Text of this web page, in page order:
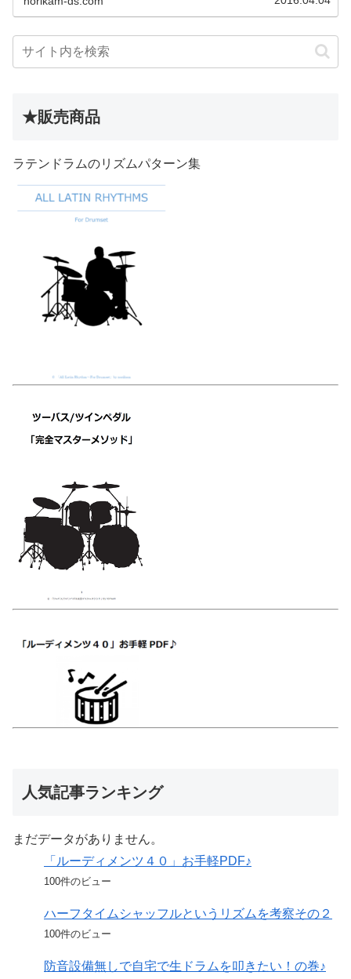
★販売商品
ラテンドラムのリズムパターン集
人気記事ランキング
まだデータがありません。
「ルーディメンツ４０」お手軽PDF♪
100件のビュー
ハーフタイムシャッフルというリズムを考察その２
100件のビュー
防音設備無しで自宅で生ドラムを叩きたい！の巻♪